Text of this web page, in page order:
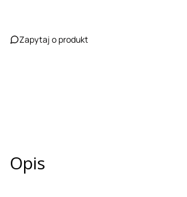
Zapytaj o produkt
Opis